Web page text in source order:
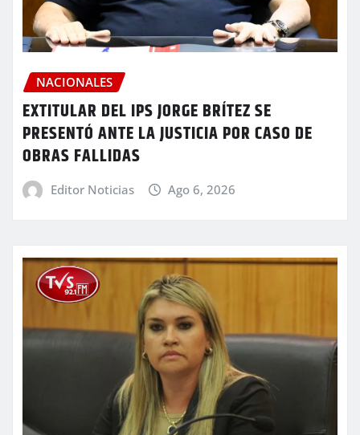
NACIONALES
EXTITULAR DEL IPS JORGE BRÍTEZ SE
PRESENTÓ ANTE LA JUSTICIA POR CASO DE
OBRAS FALLIDAS
Editor Noticias Ago 6, 2026